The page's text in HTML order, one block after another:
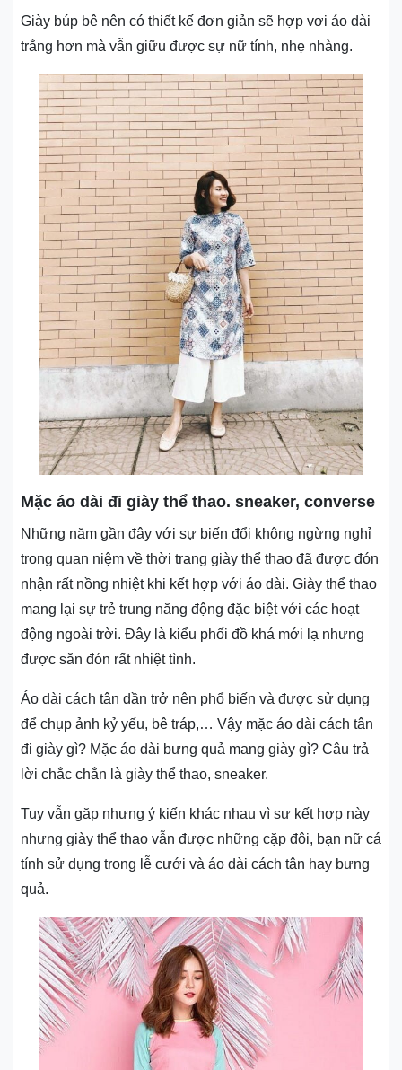
Giày búp bê nên có thiết kế đơn giản sẽ hợp vơi áo dài
trắng hơn mà vẫn giữu được sự nữ tính, nhẹ nhàng.
Mặc áo dài đi giày thể thao. sneaker, converse
Những năm gần đây với sự biến đổi không ngừng nghỉ
trong quan niệm về thời trang giày thể thao đã được đón
nhận rất nồng nhiệt khi kết hợp với áo dài. Giày thể thao
mang lại sự trẻ trung năng động đặc biệt với các hoạt
động ngoài trời. Đây là kiểu phối đồ khá mới lạ nhưng
được săn đón rất nhiệt tình.
Áo dài cách tân dần trở nên phổ biến và được sử dụng
để chụp ảnh kỷ yếu, bê tráp,… Vậy mặc áo dài cách tân
đi giày gì? Mặc áo dài bưng quả mang giày gì? Câu trả
lời chắc chắn là giày thể thao, sneaker.
Tuy vẫn gặp nhưng ý kiến khác nhau vì sự kết hợp này
nhưng giày thể thao vẫn được những cặp đôi, bạn nữ cá
tính sử dụng trong lễ cưới và áo dài cách tân hay bưng
quả.